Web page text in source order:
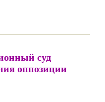
суд
оппозиции